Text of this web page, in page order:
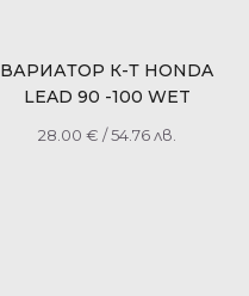
ВАРИАТОР К-Т HONDA
LEAD 90 -100 WET
28.00 € / 54.76 лв.